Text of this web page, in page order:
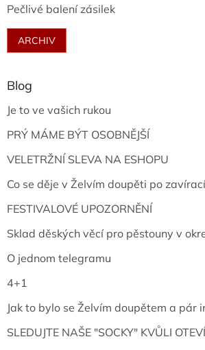
Pečlivé balení zásilek
ARCHIV
Blog
Je to ve vašich rukou
PRÝ MÁME BÝT OSOBNĚJŠÍ
VELETRŽNÍ SLEVA NA ESHOPU
Co se děje v Želvím doupěti po
FESTIVALOVÉ UPOZORNĚNÍ
Sklad děských věcí pro pěstouny v
O jednom telegramu
4+1
Jak to bylo se Želvím doupětem a pár
SLEDUJTE NAŠE "SOCKY" KVŮLI